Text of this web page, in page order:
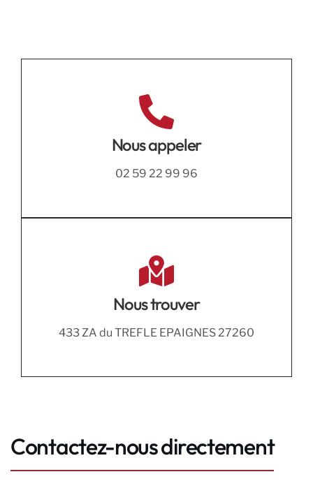
Nous appeler
02 59 22 99 96
Nous trouver
433 ZA du TREFLE EPAIGNES 27260
Contactez-nous directement